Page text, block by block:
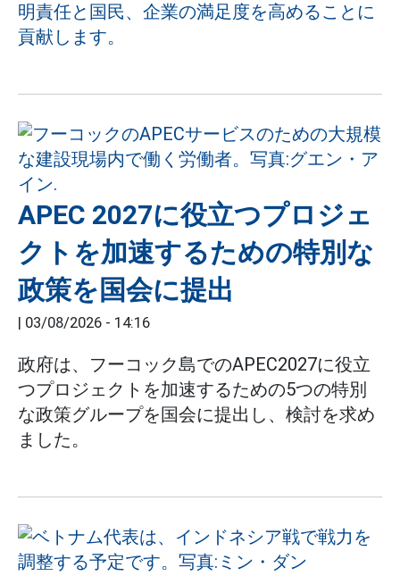
明責任と国民、企業の満足度を高めることに
貢献します。
APEC 2027に役立つプロジェ
クトを加速するための特別な
政策を国会に提出
03/08/2026 - 14:16
政府は、フーコック島でのAPEC2027に役立
つプロジェクトを加速するための5つの特別
な政策グループを国会に提出し、検討を求め
ました。